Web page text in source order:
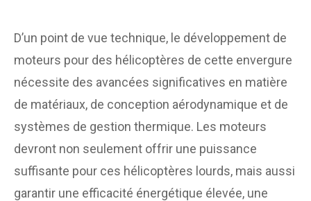
D’un point de vue technique, le développement de
moteurs pour des hélicoptères de cette envergure
nécessite des avancées significatives en matière
de matériaux, de conception aérodynamique et de
systèmes de gestion thermique. Les moteurs
devront non seulement offrir une puissance
suffisante pour ces hélicoptères lourds, mais aussi
garantir une efficacité énergétique élevée, une